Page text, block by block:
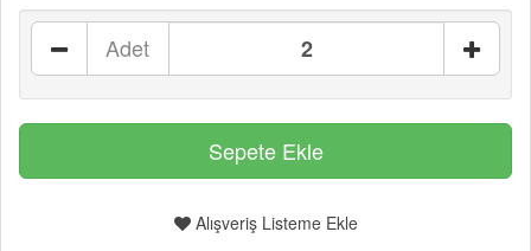
Adet
Alışveriş Listeme Ekle